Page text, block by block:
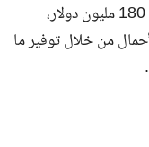
وأشار إلى استيراد 300 ألف طن ديزل بقيمة 180 مليون دولار،
من خلال توفير ما